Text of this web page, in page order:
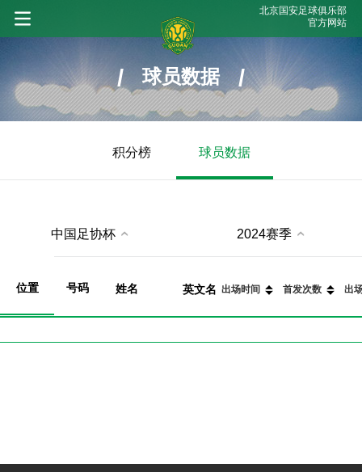
北京国安足球俱乐部
官方网站
/ 球员数据 /
积分榜 球员数据
中国足协杯 2024赛季
位置 号码 姓名 英文名 出场时间 首发次数 出